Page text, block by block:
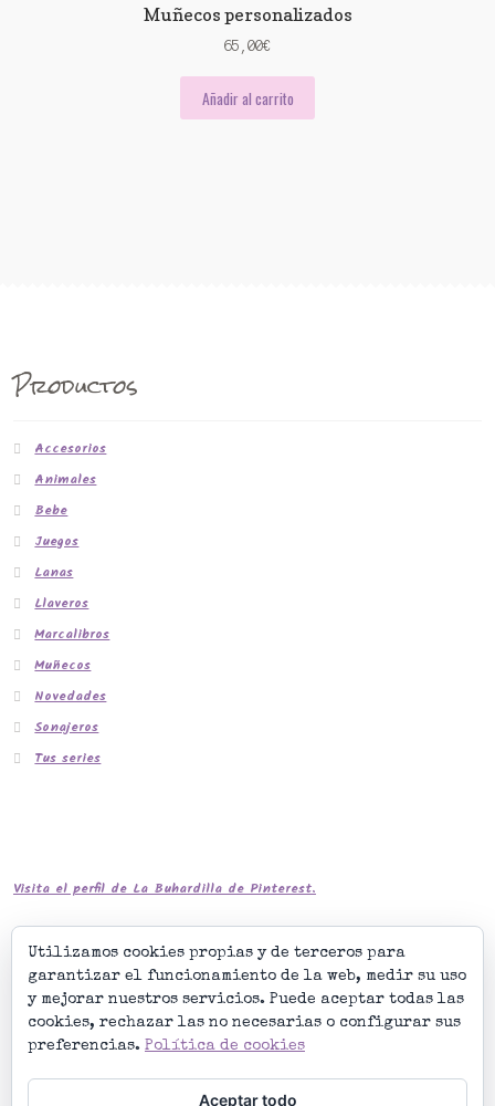
Muñecos personalizados
65,00€
Añadir al carrito
Productos
Accesorios
Animales
Bebe
Juegos
Lanas
Llaveros
Marcalibros
Muñecos
Novedades
Sonajeros
Tus series
Visita el perfil de La Buhardilla de Pinterest.
Utilizamos cookies propias y de terceros para
garantizar el funcionamiento de la web, medir su uso
y mejorar nuestros servicios. Puede aceptar todas las
cookies, rechazar las no necesarias o configurar sus
preferencias. Política de cookies
Aceptar todo